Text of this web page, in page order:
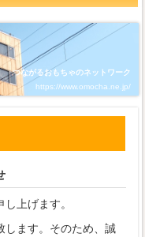
つながるおもちゃのネットワーク
https://www.omocha.ne.jp/
上げます。
します。そのため、誠